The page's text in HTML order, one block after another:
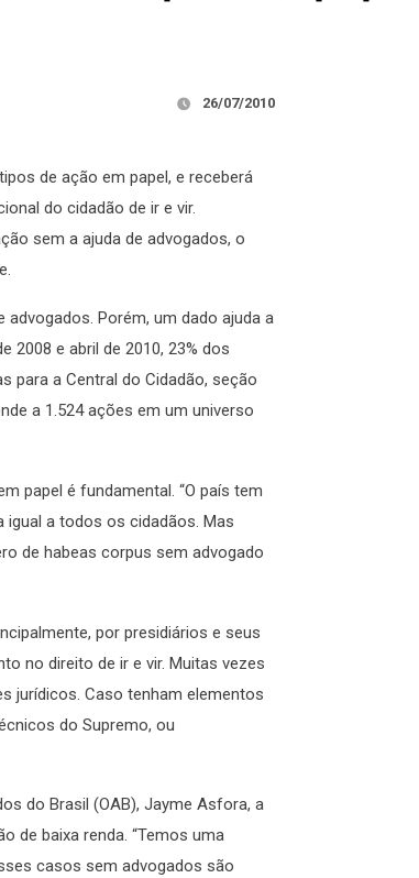
26/07/2010
de ação em papel, e receberá
do cidadão de ir e vir.
sem a ajuda de advogados, o
Porém, um dado ajuda a
2008 e abril de 2010, 23% dos
para a Central do Cidadão, seção
a 1.524 ações em um universo
papel é fundamental. “O país tem
a todos os cidadãos. Mas
de habeas corpus sem advogado
por presidiários e seus
no direito de ir e vir. Muitas vezes
jurídicos. Caso tenham elementos
do Supremo, ou
do Brasil (OAB), Jayme Asfora, a
de baixa renda. “Temos uma
casos sem advogados são